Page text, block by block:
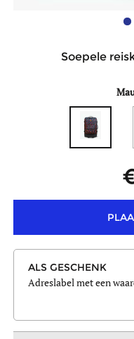
Soepele
ALS GESCHENK
Adreslabelmet een